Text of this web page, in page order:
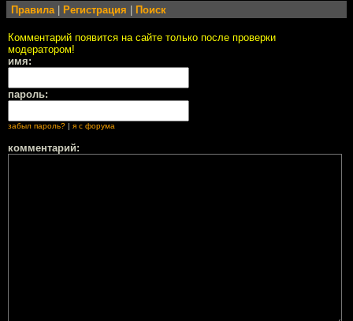
Правила| Регистрация Поиск
Комментарий появится на сайте только после проверки
модератором!
имя:
пароль:
забыл пароль? я с форума
комментарий: